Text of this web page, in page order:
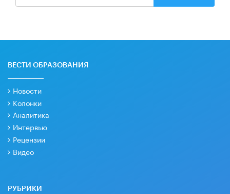
ВЕСТИ ОБРАЗОВАНИЯ
Новости
Колонки
Аналитика
Интервью
Рецензии
Видео
РУБРИКИ